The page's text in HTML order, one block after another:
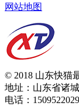
网站地图
© 2018 山东快猫
地址：山东省诸
电话：